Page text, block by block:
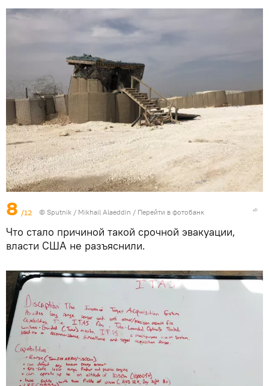
8 /12 © Sputnik / Mikhail Alaeddin / Перейти в фотобанк
Что стало причиной такой срочной эвакуации,
власти США не разъяснили.